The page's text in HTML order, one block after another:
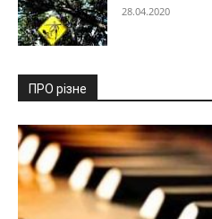
28.04.2020
ПРО різне